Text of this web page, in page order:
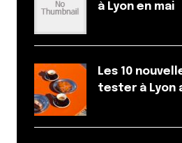
à Lyon en mai
Les 10
tester à Lyon